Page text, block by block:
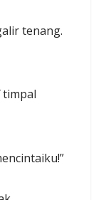
tenang.
timpal